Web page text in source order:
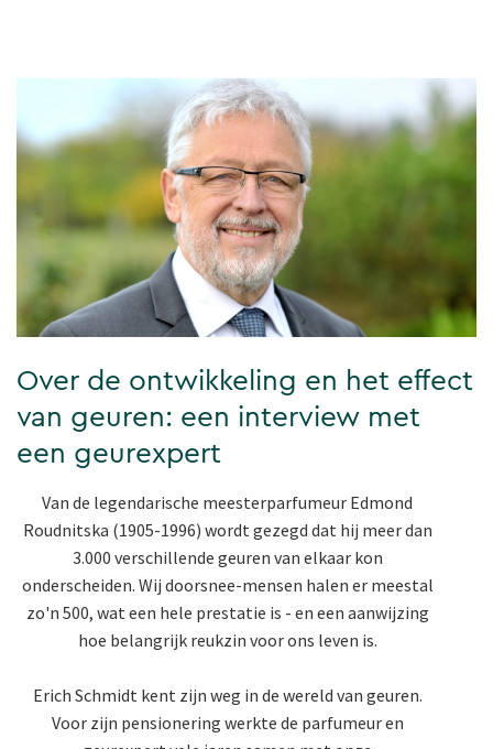
Over de ontwikkeling en het effect
van geuren: een interview met
een geurexpert
Van de legendarische meesterparfumeur Edmond
Roudnitska (1905-1996) wordt gezegd dat hij meer dan
3.000 verschillende geuren van elkaar kon
onderscheiden. Wij doorsnee-mensen halen er meestal
zo'n 500, wat een hele prestatie is - en een aanwijzing
hoe belangrijk reukzin voor ons leven is.
Erich Schmidt kent zijn weg in de wereld van geuren.
Voor zijn pensionering werkte de parfumeur en